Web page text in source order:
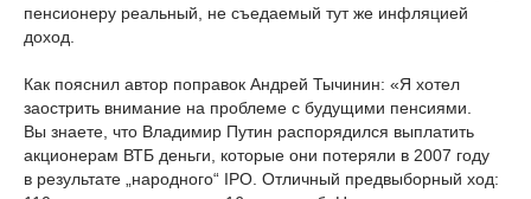
пенсионеру реальный, не съедаемый тут же инфляцией
доход.
Как пояснил автор поправок Андрей Тычинин: «Я хотел
заострить внимание на проблеме с будущими пенсиями.
Вы знаете, что Владимир Путин распорядился выплатить
акционерам ВТБ деньги, которые они потеряли в 2007 году
в результате „народного“ IPO. Отличный предвыборный ход: